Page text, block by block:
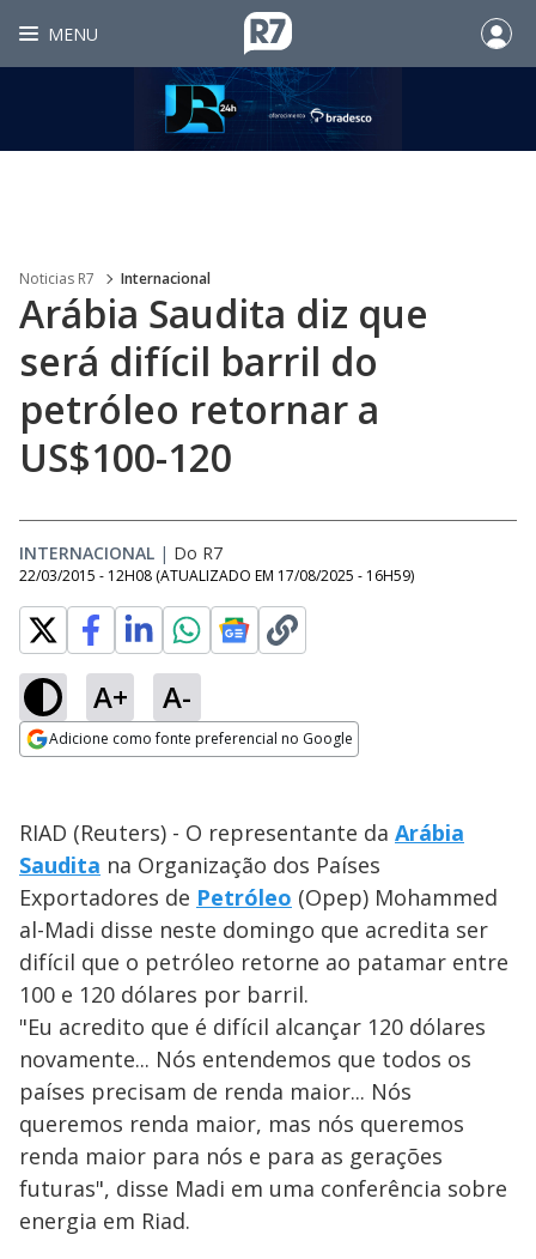
MENU
Noticias R7 Internacional
Arábia Saudita diz que
será difícil barril do
petróleo retornar a
US$100-120
INTERNACIONAL | Do R7
22/03/2015 - 12H08 (ATUALIZADO EM 17/08/2025 - 16H59)
A+ A-
Adicione como fonte preferencial no Google
RIAD (Reuters) - O representante da Arábia
Saudita na Organização dos Países
Exportadores de Petróleo (Opep) Mohammed
al-Madi disse neste domingo que acredita ser
difícil que o petróleo retorne ao patamar entre
100 e 120 dólares por barril.
"Eu acredito que é difícil alcançar 120 dólares
novamente... Nós entendemos que todos os
países precisam de renda maior... Nós
queremos renda maior, mas nós queremos
renda maior para nós e para as gerações
futuras", disse Madi em uma conferência sobre
energia em Riad.